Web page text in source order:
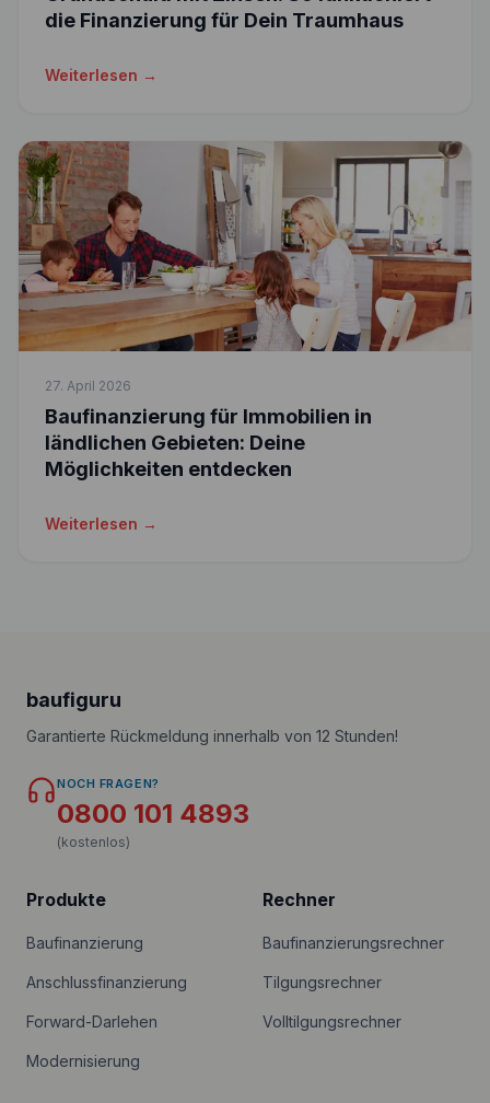
die Finanzierung für Dein Traumhaus
Weiterlesen →
27. April 2026
Baufinanzierung für Immobilien in
ländlichen Gebieten: Deine
Möglichkeiten entdecken
Weiterlesen →
baufiguru
Garantierte Rückmeldung innerhalb von 12 Stunden!
NOCH FRAGEN?
0800 101 4893
(kostenlos)
Produkte
Baufinanzierung
Anschlussfinanzierung
Forward-Darlehen
Modernisierung
Rechner
Baufinanzierungsrechner
Tilgungsrechner
Volltilgungsrechner